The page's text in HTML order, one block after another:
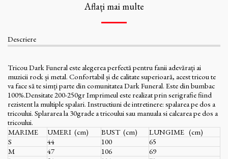
Aflați mai multe
Descriere
Tricou Dark Funeral este alegerea perfectă pentru fanii adevărați ai
muzicii rock și metal. Confortabil și de calitate superioară, acest tricou te
va face să te simți parte din comunitatea Dark Funeral. Este din bumbac
100%.Densitate 200-250gr Imprimeul este realizat prin serigrafie fiind
rezistent la multiple spalari. Instructiuni de intretinere: spalarea pe dos a
tricoului. Splararea la 30grade a tricoului sau manuala si calcarea pe dos a
tricoului.
MARIME
UMERI (cm) BUST (cm)
LUNGIME (cm)
S
44 100
65
M
47 106
69